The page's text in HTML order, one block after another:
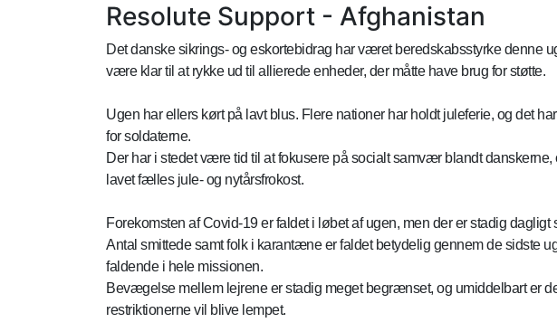
Resolute Support - Afghanistan
Det danske sikrings- og eskortebidrag har været beredskabsstyrke denne
være klar til at rykke ud til allierede enheder, der måtte have brug for støtte.
Ugen har ellers kørt på lavt blus. Flere nationer har holdt juleferie, og det
for soldaterne.
Der har i stedet være tid til at fokusere på socialt samvær blandt
lavet fælles jule- og nytårsfrokost.
Forekomsten af Covid-19 er faldet i løbet af ugen, men der er stadig dagligt
Antal smittede samt folk i karantæne er faldet betydelig gennem de sidste
faldende i hele missionen.
Bevægelse mellem lejrene er stadig meget begrænset, og umiddelbart er
restriktionerne vil blive lempet.